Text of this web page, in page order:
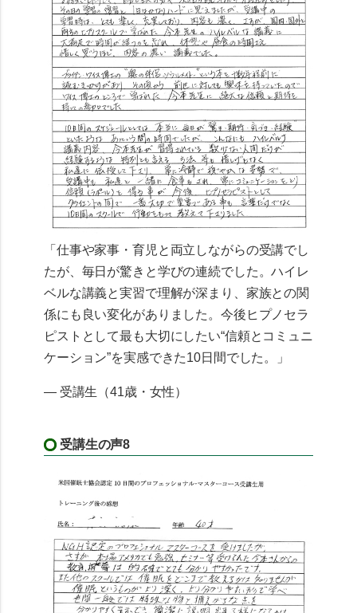
「仕事や家事・育児と両立しながらの受講でし
たが、毎日が驚きと学びの連続でした。ハイレ
ベルな講義と実習で理解が深まり、家族との関
係にも良い変化がありました。今後ヒプノセラ
ピストとして最も大切にしたい“信頼とコミュニ
ケーション”を実感できた10日間でした。」
— 受講生（41歳・女性）
受講生の声8